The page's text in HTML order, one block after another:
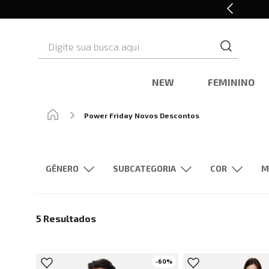
NEW FEMININO
Power Friday Novos Descontos
SUBCATEGORIA
GÊNERO
5 Resultados
-60%